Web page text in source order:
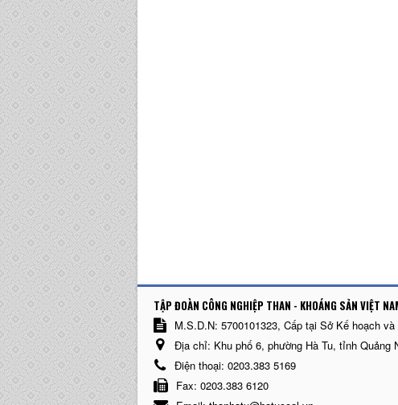
TẬP ĐOÀN CÔNG NGHIỆP THAN - KHOÁNG SẢN VIỆT
M.S.D.N: 5700101323, Cấp tại Sở Kế hoạch
Địa chỉ: Khu phố 6, phường Hà Tu, tỉnh Quảng
Điện thoại: 0203.383 5169
Fax: 0203.383 6120